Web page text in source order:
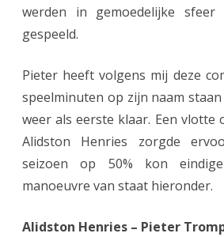
werden in gemoedelijke
gespeeld.
Pieter heeft volgens mij deze
speelminuten op zijn naam
weer als eerste klaar. Een vlotte
Alidston Henries zorgde
seizoen op 50% kon
manoeuvre van staat hieronder.
Alidston Henries – Pieter